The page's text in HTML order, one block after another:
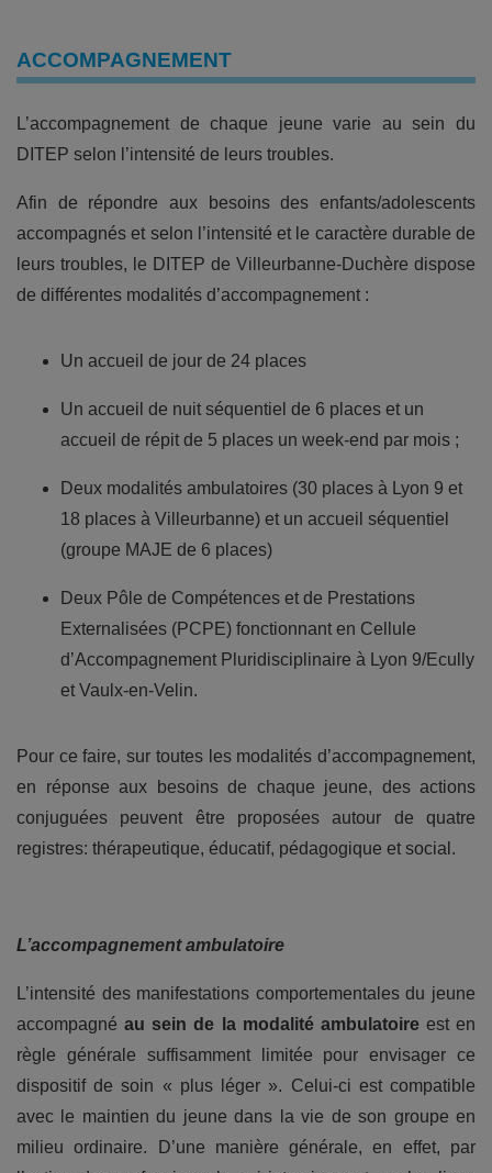
ACCOMPAGNEMENT
L’accompagnement de chaque jeune varie au sein du
DITEP selon l’intensité de leurs troubles.
Afin de répondre aux besoins des enfants/adolescents
accompagnés et selon l’intensité et le caractère durable de
leurs troubles, le DITEP de Villeurbanne-Duchère dispose
de différentes modalités d’accompagnement :
Un accueil de jour de 24 places
Un accueil de nuit séquentiel de 6 places et un
accueil de répit de 5 places un week-end par mois ;
Deux modalités ambulatoires (30 places à Lyon 9 et
18 places à Villeurbanne) et un accueil séquentiel
(groupe MAJE de 6 places)
Deux Pôle de Compétences et de Prestations
Externalisées (PCPE) fonctionnant en Cellule
d’Accompagnement Pluridisciplinaire à Lyon 9/Ecully
et Vaulx-en-Velin.
Pour ce faire, sur toutes les modalités d’accompagnement,
en réponse aux besoins de chaque jeune, des actions
conjuguées peuvent être proposées autour de quatre
registres: thérapeutique, éducatif, pédagogique et social.
L’accompagnement ambulatoire
L’intensité des manifestations comportementales du jeune
accompagnéau sein de la modalité ambulatoireest en
règle générale suffisamment limitée pour envisager ce
dispositif de soin « plus léger ». Celui-ci est compatible
avec le maintien du jeune dans la vie de son groupe en
milieu ordinaire. D’une manière générale, en effet, par